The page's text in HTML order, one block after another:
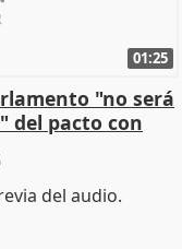
01:25
"no será
del pacto con